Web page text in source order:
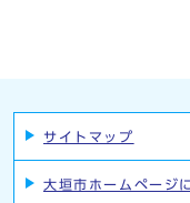
サイトマップ
大垣市ホームページ